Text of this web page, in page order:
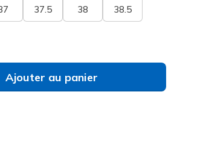
37.5 38 38.5
Ajouter au panier